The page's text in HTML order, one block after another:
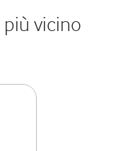
più vicino